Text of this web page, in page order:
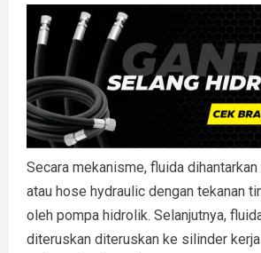
Secara mekanisme, fluida
atau hose hydraulic dengan tekanan
oleh pompa hidrolik. Selanjutnya,
diteruskan diteruskan ke silinder